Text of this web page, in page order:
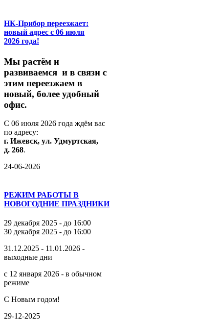
НК-Прибор переезжает:
новый адрес с 06 июля
2026 года!
Мы растём и
развиваемся и в связи с
этим переезжаем в
новый, более удобный
офис.
С 06 июля 2026 года ждём вас
по адресу:
г. Ижевск, ул. Удмуртская,
д. 268.
24-06-2026
РЕЖИМ РАБОТЫ В
НОВОГОДНИЕ ПРАЗДНИКИ
29 декабря 2025 - до 16:00
30 декабря 2025 - до 16:00
31.12.2025 - 11.01.2026 -
выходные дни
с 12 января 2026 - в обычном
режиме
С Новым годом!
29-12-2025